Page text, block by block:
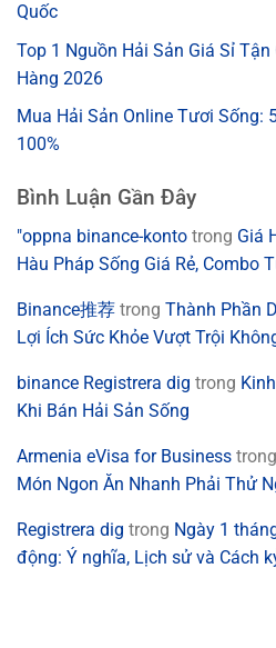
Quốc
Top 1 Nguồn Hải Sản Giá Sỉ Tận
Hàng 2026
Mua Hải Sản Online Tươi Sống:
100%
Bình Luận Gần Đây
"oppna binance-konto trong Giá
Hàu Pháp Sống Giá Rẻ, Combo
Binance推荐 trong Thành Phần
Lợi Ích Sức Khỏe Vượt Trội
binance Registrera dig trong
Khi Bán Hải Sản Sống
Armenia eVisa for Business trong
Món Ngon Ăn Nhanh Phải Thử
Registrera dig trong Ngày 1
động: Ý nghĩa, Lịch sử và Cách